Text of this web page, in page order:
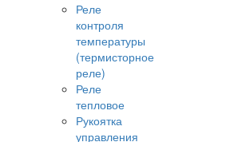
Реле
контроля
температуры
(термисторное
реле)
Реле
тепловое
Рукоятка
управления